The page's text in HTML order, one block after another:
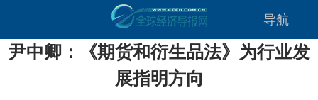
导航
尹中卿：《期货和衍生品法》为行业发
展指明方向